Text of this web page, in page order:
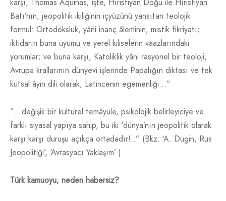
Batı’nın, jeopolitik ikiliğinin içyüzünü yansıtan teolojik
formül: Ortodoksluk, yâni inanç âleminin, mistik fikriyatı;
iktidarın buna uyumu ve yerel kiliselerin vaazlarındaki
yorumlar; ve buna karşı, Katoliklik yâni rasyonel bir teoloji,
Avrupa krallarının dünyevi işlerinde Papalığın diktası ve tek
kutsal âyin dili olarak, Latincenin egemenliği…”
”…değişik bir kültürel temâyüle, psikolojik belirleyiciye ve
farklı siyasal yapıya sahip, bu iki ‘dünya’nın jeopolitik olarak
karşı karşı duruşu açıkça ortadadır!..” (Bkz: ‘A. Dugin, Rus
Jeopolitiği’, ‘Avrasyacı Yaklaşım’ )
Türk kamuoyu, neden habersiz?